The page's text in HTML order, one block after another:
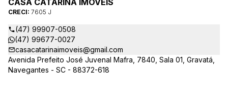
CASA CATARINA IMÓVEIS
CRECI: 7605 J
(47) 99907-0508
(47) 99677-0027
casacatarinaimoveis@gmail.com
Avenida Prefeito José Juvenal Mafra, 7840, Sala 01, Gravatá,
Navegantes - SC - 88372-618